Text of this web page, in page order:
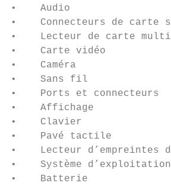
•    Audio
•    Connecteurs de carte
•    Lecteur de carte
•    Carte vidéo
•    Caméra
•    Sans fil
•    Ports et connecteurs
•    Affichage
•    Clavier
•    Pavé tactile
•    Lecteur
•    Système d’exploitation
•    Batterie